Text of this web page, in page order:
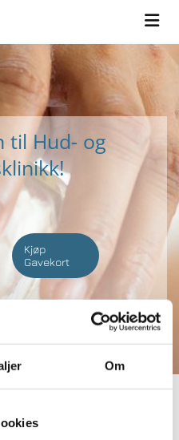
Om
til Hud- og
Kjøp
Gavekort
å ha store